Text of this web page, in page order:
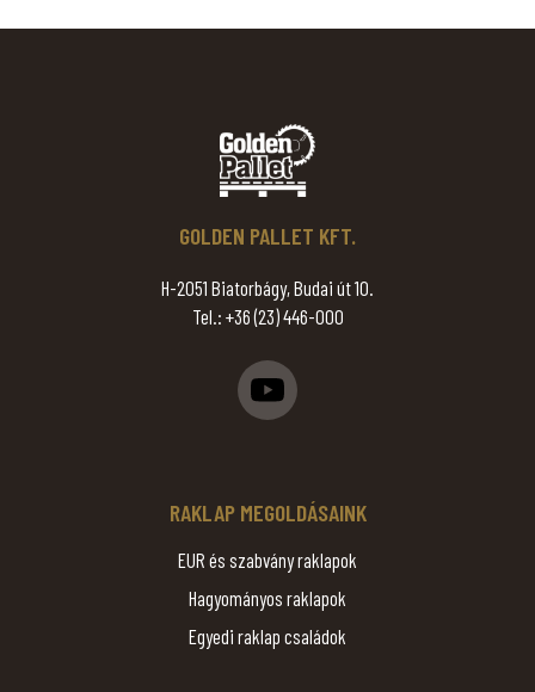
GOLDEN PALLET KFT.
H-2051 Biatorbágy, Budai út 10.
Tel.: +36 (23) 446-000
RAKLAP MEGOLDÁSAINK
EUR és szabvány raklapok
Hagyományos raklapok
Egyedi raklap családok